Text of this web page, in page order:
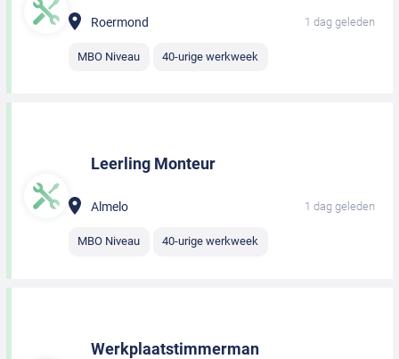
Roermond 1 dag geleden
MBO Niveau 40-urige werkweek
Leerling Monteur
Almelo 1 dag geleden
MBO Niveau 40-urige werkweek
Werkplaatstimmerman